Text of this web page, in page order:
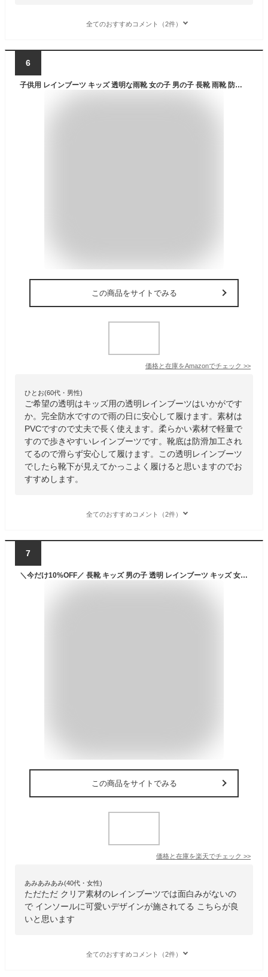
全てのおすすめコメント（2件）
6
子供用 レインブーツ キッズ 透明な雨靴 女の子 男の子 長靴 雨靴 防水 子ども 幼児 小学生 通園 通学 雨具 軽量 軽い おしゃれ 17-22.5
この商品をサイトでみる
価格と在庫をAmazonでチェック >>
ひとお(60代・男性)
ご希望の透明はキッズ用の透明レインブーツはいかがです
か。完全防水ですので雨の日に安心して履けます。素材は
PVCですので丈夫で長く使えます。柔らかい素材で軽量で
すので歩きやすいレインブーツです。靴底は防滑加工され
てるので滑らず安心して履けます。この透明レインブーツ
でしたら靴下が見えてかっこよく履けると思いますのでお
すすめします。
全てのおすすめコメント（2件）
7
＼今だけ10%OFF／ 長靴 キッズ 男の子 透明 レインブーツ キッズ 女の子 長靴 クリア 子供靴 防水 かわいい 14cm 15cm 16cm 反射テープ付き ながぐつ 雨具 雨の日 保育園 幼稚園 通園 お出かけ 恐竜 ユニコーン グリーン パープル RIBTCL
この商品をサイトでみる
価格と在庫を楽天でチェック >>
あみあみあみ(40代・女性)
ただただ クリア素材のレインブーツでは面白みがないの
で インソールに可愛いデザインが施されてる こちらが良
いと思います
全てのおすすめコメント（2件）